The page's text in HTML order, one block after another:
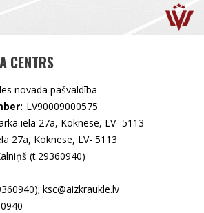
CENTRS
novada pašvaldība
LV90009000575
iela 27a, Koknese, LV- 5113
27a, Koknese, LV- 5113
(t.29360940)
ksc@aizkraukle.lv